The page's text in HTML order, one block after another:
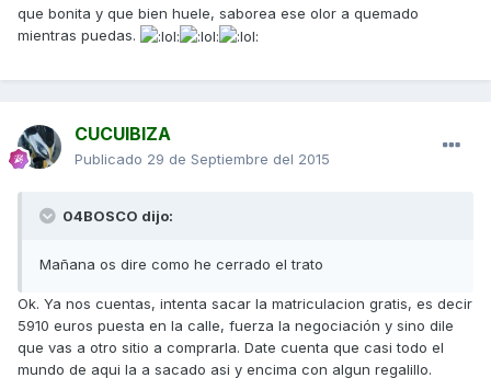
que bonita y que bien huele, saborea ese olor a quemado
mientras puedas.
CUCUIBIZA
Publicado 29 de Septiembre del 2015
04BOSCO dijo:
Mañana os dire como he cerrado el trato
Ok. Ya nos cuentas, intenta sacar la matriculacion gratis, es decir
5910 euros puesta en la calle, fuerza la negociación y sino dile
que vas a otro sitio a comprarla. Date cuenta que casi todo el
mundo de aqui la a sacado asi y encima con algun regalillo.